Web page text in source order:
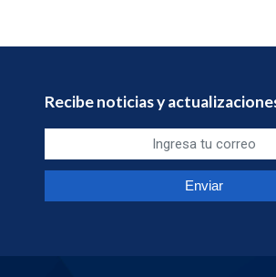
Recibe noticias y